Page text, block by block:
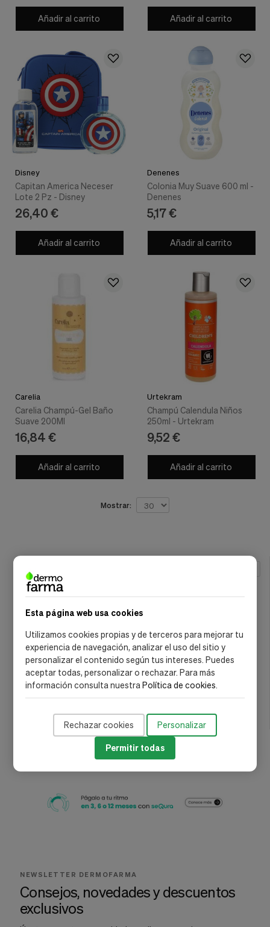
Esta página web usa cookies
Utilizamos cookies propias y de terceros para mejorar tu
experiencia de navegación, analizar el uso del sitio y
personalizar el contenido según tus intereses. Puedes
aceptar todas, personalizar o rechazar. Para más
información consulta nuestraPolítica de cookies.
Rechazar cookies Personalizar
Permitir todas
utilizadas
enseñarte
anuncios
pueden
interesantes
costumbres
navegación.
Añadir al carrito Añadir al carrito
Disney
Capitan America Neceser
Lote 2 Pz - Disney
26,40 €
Añadir al carrito
Denenes
Colonia Muy Suave 600 ml -
Denenes
5,17 €
Añadir al carrito
Carelia
Carelia Champú-Gel Baño
Suave 200Ml
16,84 €
Añadir al carrito
Urtekram
Champú Calendula Niños
250ml - Urtekram
9,52 €
Añadir al carrito
Mostrar:
MARCA
Carelia (1)
Cry Babies(1)
(1)
Disney(2)
(1)
NEWSLETTER DERMOFARMA
Consejos, novedades y descuentos
exclusivos